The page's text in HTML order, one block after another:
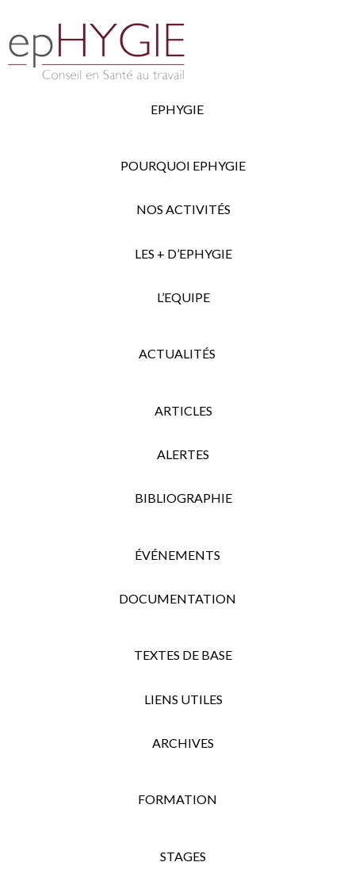
EPHYGIE
POURQUOI EPHYGIE
NOS ACTIVITÉS
LES + D’EPHYGIE
L’EQUIPE
ACTUALITÉS
ARTICLES
ALERTES
BIBLIOGRAPHIE
ÉVÉNEMENTS
DOCUMENTATION
TEXTES DE BASE
LIENS UTILES
ARCHIVES
FORMATION
STAGES